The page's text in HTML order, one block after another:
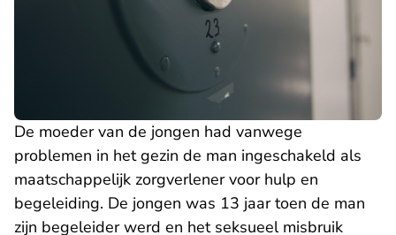
De moeder van de jongen had vanwege
problemen in het gezin de man ingeschakeld als
maatschappelijk zorgverlener voor hulp en
begeleiding. De jongen was 13 jaar toen de man
zijn begeleider werd en het seksueel misbruik